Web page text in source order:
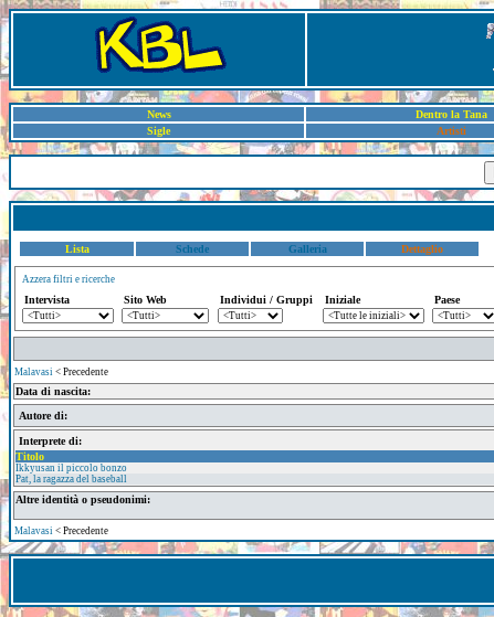
News Dentro la Tana
Sigle
Artisti
Lista Schede Galleria Dettaglio
Azzera filtri e ricerche
Intervista Sito Web Individui / Gruppi Iniziale Paese
Malavasi < Precedente
Data di nascita:
Autore di:
Interprete di:
Titolo
Ikkyusan il piccolo bonzo
Pat, la ragazza del baseball
Altre identità o pseudonimi:
Malavasi < Precedente